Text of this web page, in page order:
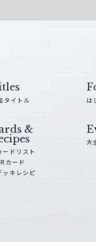
タイトル は
&
ードリスト
カード
ッキレシピ
大